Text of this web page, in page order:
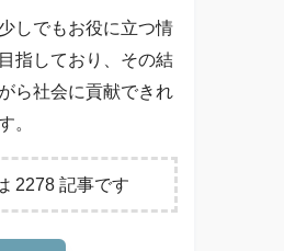
しでもお役に立つ情
指しており、その結
ら社会に貢献できれ
。
2278 記事です